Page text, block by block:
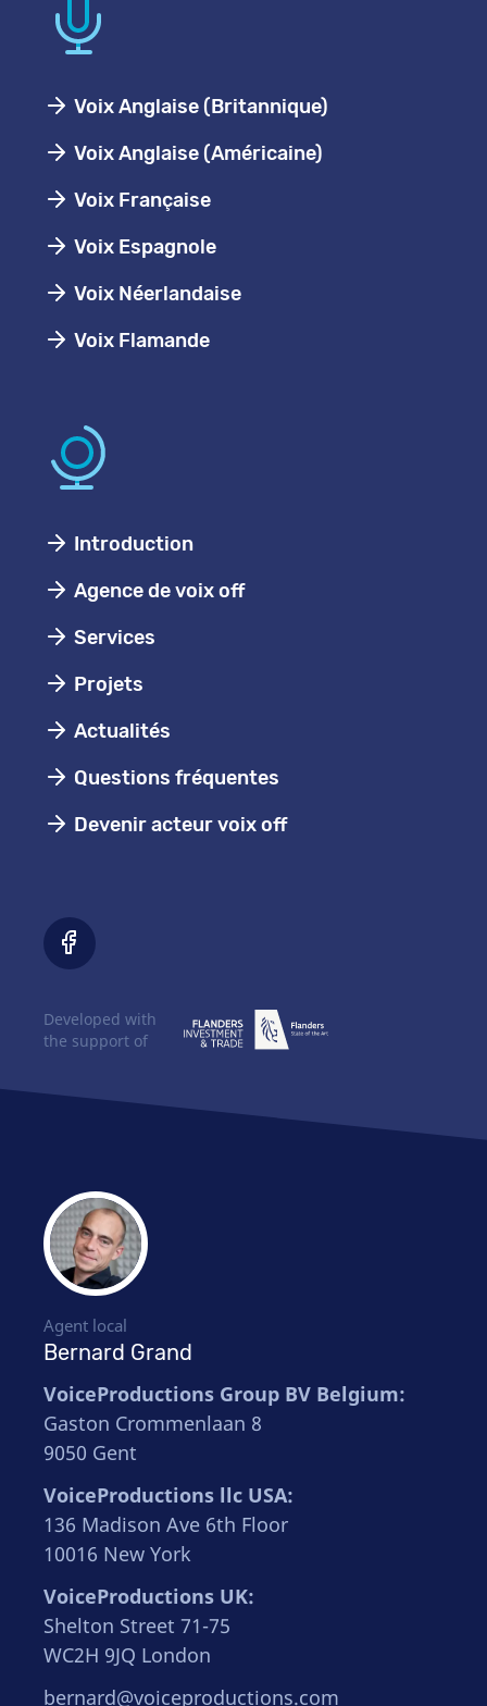
Voix Anglaise (Britannique)
Voix Anglaise (Américaine)
Voix Française
Voix Espagnole
Voix Néerlandaise
Voix Flamande
Introduction
Agence de voix off
Services
Projets
Actualités
Questions fréquentes
Devenir acteur voix off
Agent local
Bernard Grand
VoiceProductions Group BV Belgium:
Gaston Crommenlaan 8
9050 Gent
VoiceProductions llc USA:
136 Madison Ave 6th Floor
10016 New York
VoiceProductions UK:
Shelton Street 71-75
WC2H 9JQ London
bernard@voiceproductions.com
Developed with
the support of